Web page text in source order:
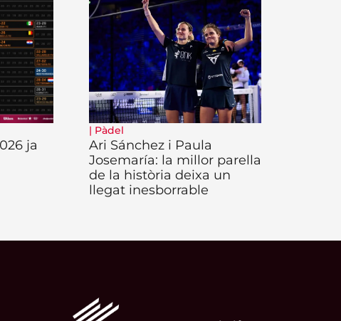
ja
| Pàdel
Ari Sánchez i Paula
Josemaría: la millor parella
de la història deixa un
llegat inesborrable